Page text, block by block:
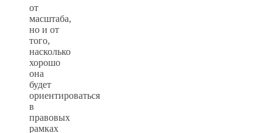
от
масштаба,
но и от
того,
насколько
хорошо
она
будет
ориентироваться
в
правовых
рамках